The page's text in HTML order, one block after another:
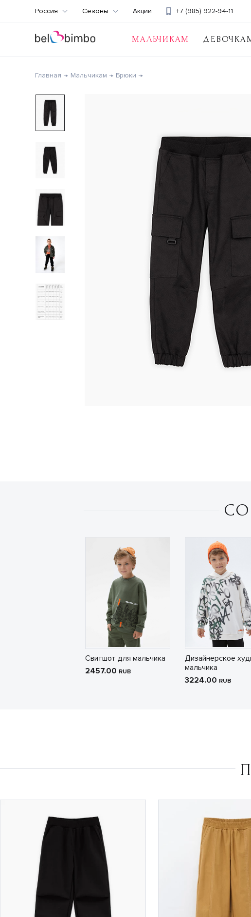
МАЛЬЧИКАМ
+7 (985) 922-94-11
Россия Сезоны Акции
Главная Мальчикам Брюки
Свитшот для мальчика
2457.00 RUB
Дизайнерское
мальчика
3224.00 RUB